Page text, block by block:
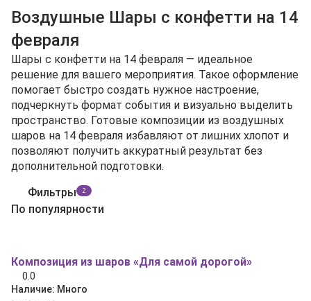
Воздушные Шары с конфетти на 14
февраля
Шары с конфетти на 14 февраля — идеальное
решение для вашего мероприятия. Такое оформление
помогает быстро создать нужное настроение,
подчеркнуть формат события и визуально выделить
пространство. Готовые композиции из воздушных
шаров на 14 февраля избавляют от лишних хлопот и
позволяют получить аккуратный результат без
дополнительной подготовки.
Фильтры
2
По популярности
Композиция из шаров «Для самой дорогой»
0.0
Наличие: Много